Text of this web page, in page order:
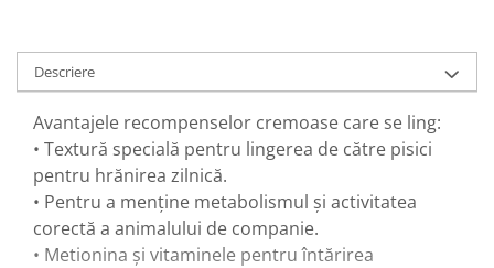
Descriere
Avantajele recompenselor cremoase care se ling:
• Textură specială pentru lingerea de către pisici
pentru hrănirea zilnică.
• Pentru a menține metabolismul și activitatea
corectă a animalului de companie.
• Metionina și vitaminele pentru întărirea